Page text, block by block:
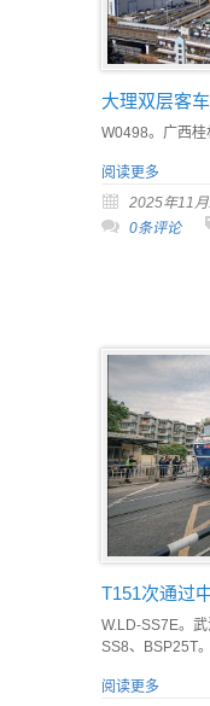
大理双层客
W0498。广西桂
阅读更多
2025年11
0条评论
T151次通过
W.LD-SS7E。武
SS8、BSP25T。
阅读更多